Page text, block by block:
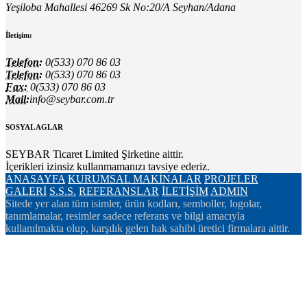
Yeşiloba Mahallesi 46269 Sk No:20/A Seyhan/Adana
İletişim:
Telefon: 0(533) 070 86 03
Telefon: 0(533) 070 86 03
Fax: 0(533) 070 86 03
Mail:info@seybar.com.tr
SOSYAL AGLAR
SEYBAR Ticaret Limited Şirketine aittir.
İçerikleri izinsiz kullanmamanızı tavsiye ederiz.
ANASAYFA KURUMSAL MAKİNALAR PROJELER
GALERİ S.S.S. REFERANSLAR İLETİŞİM ADMIN
Sitede yer alan tüm isimler, ürün kodları, semboller, logolar,
tanımlamalar, resimler sadece referans ve bilgi amacıyla
kullanılmakta olup, karşılık gelen hak sahibi üretici firmalara aittir.